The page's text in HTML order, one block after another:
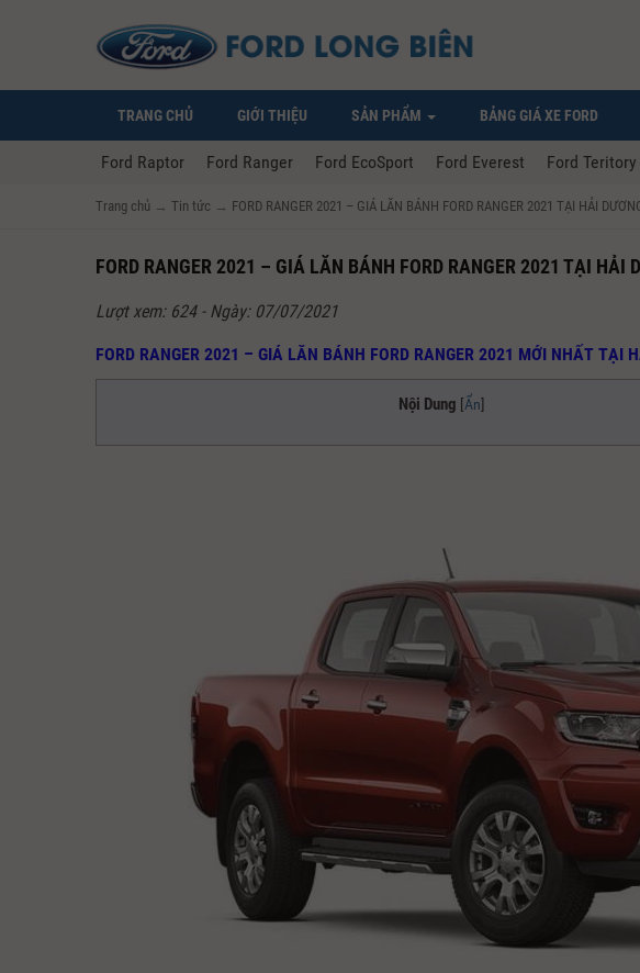
TRANG CHỦ GIỚI THIỆU SẢN PHẨM BẢNG GIÁ XE FORD
Ford Raptor Ford Ranger Ford EcoSport Ford Everest Ford Teritory
Trang chủ → Tin tức → FORD RANGER 2021 – GIÁ LĂN BÁNH FORD RANGER 2021 TẠI HẢI
FORD RANGER 2021 – GIÁ LĂN BÁNH FORD RANGER 2021 TẠI HẢI
Lượt xem: 624 - Ngày: 07/07/2021
FORD RANGER 2021 – GIÁ LĂN BÁNH FORD RANGER 2021 MỚI NHẤT TẠI
Nội Dung [Ẩn]